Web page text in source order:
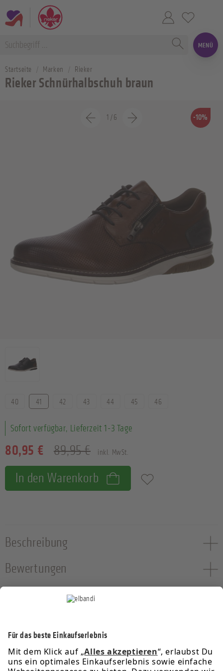
MENÜ
Startseite Marken Rieker
Rieker Schnürhalbschuh braun
-10%
1 /6
80,95 € 89,95 € inkl. MwSt.
Sofort verfügbar, Lieferzeit 1-3 Tage
Größe
40 41 42 43 44 45 46
In den Warenkorb Zum Merkzettel hinzufügen
Beschreibung
Bewertungen
Service-Hotline
Informationen